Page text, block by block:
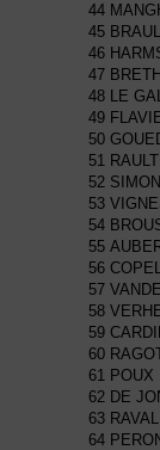
44
45
46
47
48 LE
49
50
51
52
53
54
55
56
57
58
59
60
61
62 DE
63
64